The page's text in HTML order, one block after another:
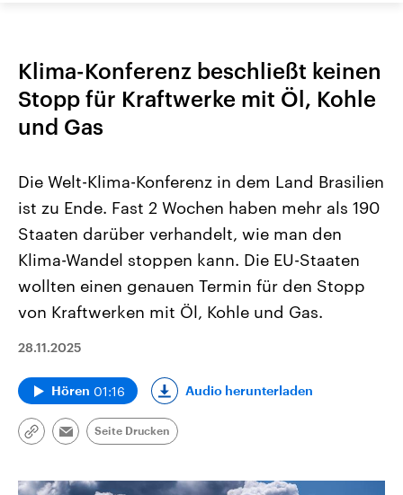
Klima-Konferenz beschließt keinen
Stopp für Kraftwerke mit Öl, Kohle
und Gas
Die Welt-Klima-Konferenz in dem Land Brasilien
ist zu Ende. Fast 2 Wochen haben mehr als 190
Staaten darüber verhandelt, wie man den
Klima-Wandel stoppen kann. Die EU-Staaten
wollten einen genauen Termin für den Stopp
von Kraftwerken mit Öl, Kohle und Gas.
28.11.2025
Hören 01:16 Audio herunterladen
Link
Email
Seite Drucken